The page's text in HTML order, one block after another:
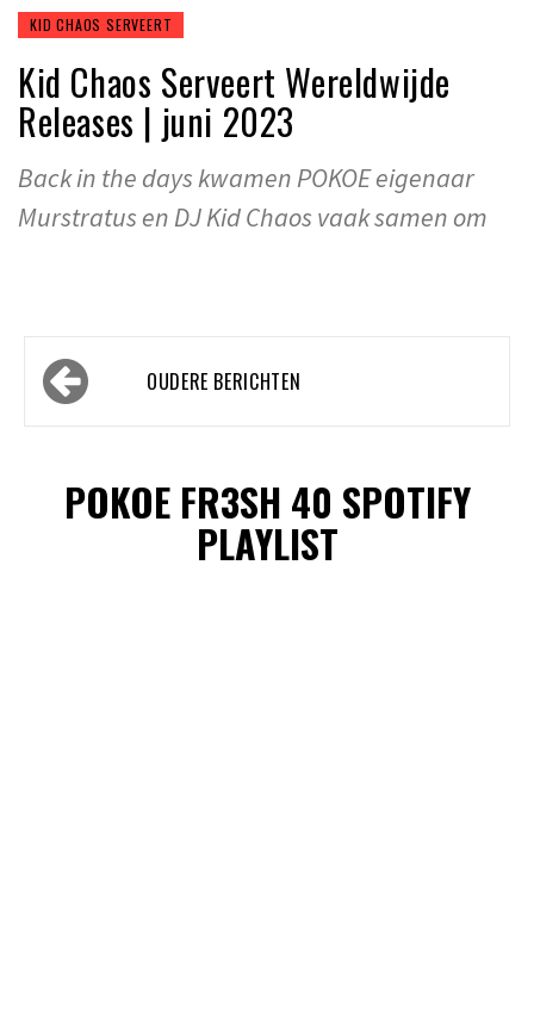
KID CHAOS SERVEERT
Kid Chaos Serveert Wereldwijde
Releases | juni 2023
Back in the days kwamen POKOE eigenaar
Murstratus en DJ Kid Chaos vaak samen om
Berichtennavigatie
OUDERE BERICHTEN
POKOE FR3SH 40 SPOTIFY
PLAYLIST